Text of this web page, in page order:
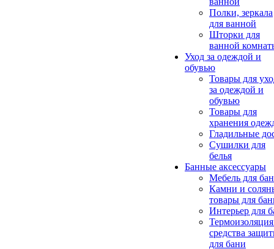
Полки, зеркала
для ванной
Шторки для
ванной
Уход за одеждой и
обувью
Товары для
за одеждой и
обувью
Товары для
хранения
Гладильные
Сушилки для
белья
Банные аксессуары
Мебель для
Камни и
товары для
Интерьер для
средства
для бани